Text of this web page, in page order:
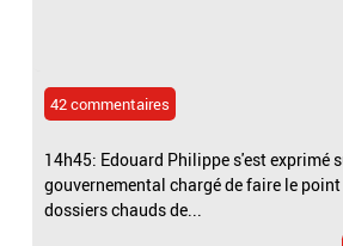
42 commentaires
14h45: Edouard Philippe s'est exprimé
gouvernemental chargé de faire le
dossiers chauds de...